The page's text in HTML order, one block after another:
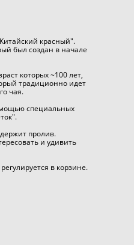
красный".
был создан в начале
которых ~100 лет,
традиционно идет
чая.
специальных
пролив.
и удивить
в корзине.